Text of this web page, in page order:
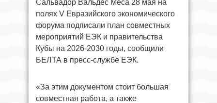
Сальвадор Вальдес Меса 28 мая на
полях V Евразийского экономического
форума подписали план совместных
мероприятий ЕЭК и правительства
Кубы на 2026-2030 годы, сообщили
БЕЛТА в пресс-службе ЕЭК.
«За этим документом стоит большая
совместная работа, а также